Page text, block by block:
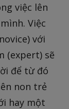
việc lên
Việc
với
(expert) sẽ
để từ đó
non trẻ
hay một